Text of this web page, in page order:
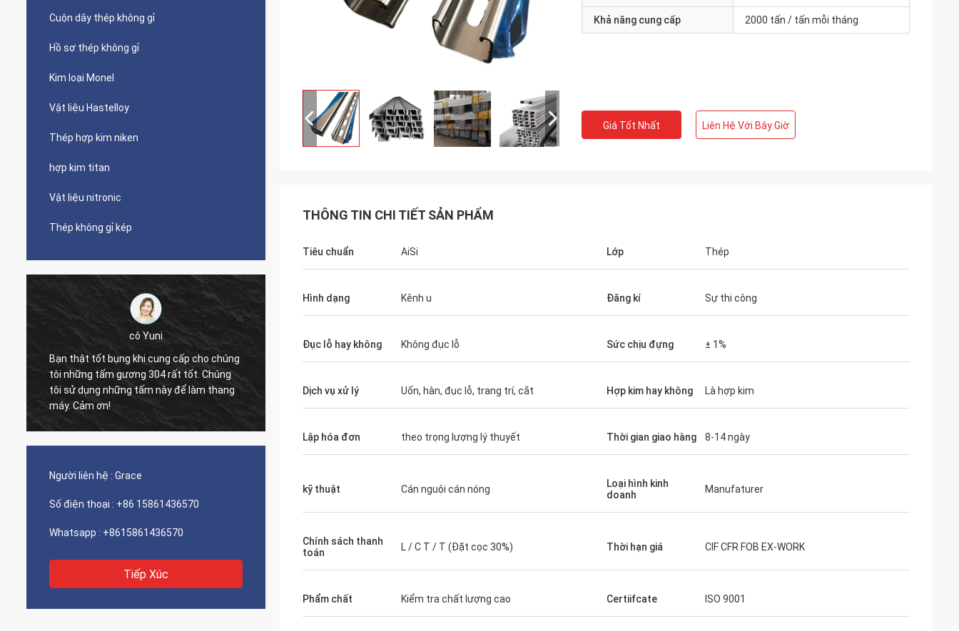
Cuộn dây thép không gỉ
Hồ sơ thép không gỉ
Kim loại Monel
Vật liệu Hastelloy
Thép hợp kim niken
hợp kim titan
Vật liệu nitronic
Thép không gỉ kép
cô Yuni
Bạn thật tốt bụng khi cung cấp cho chúng
tôi những tấm gương 304 rất tốt. Chúng
tôi sử dụng những tấm này để làm thang
máy. Cảm ơn!
Diego Nemer
nice seamless pipes!
Người liên hệ : Grace
Số điện thoại : +86 15861436570
Whatsapp : +8615861436570
Tiếp Xúc
Khả năng cung cấp 2000 tấn / tấn mỗi tháng
Giá Tốt Nhất Liên Hệ Với Bây Giờ
THÔNG TIN CHI TIẾT SẢN PHẨM
Tiêu chuẩn AiSi Lớp Thép
Hình dạng Kênh u Đăng kí Sự thi công
Đục lỗ hay không Không đục lỗ Sức chịu đựng ± 1%
Dịch vụ xử lý Uốn, hàn, đục lỗ, trang trí, cắt Hợp kim hay không Là hợp kim
Lập hóa đơn theo trọng lượng lý thuyết Thời gian giao hàng 8-14 ngày
kỹ thuật Cán nguội cán nóng
Loại hình kinh
doanh
Manufaturer
Chính sách thanh
toán
L / C T / T (Đặt cọc 30%) Thời hạn giá CIF CFR FOB EX-WORK
Phẩm chất Kiểm tra chất lượng cao Certiifcate ISO 9001